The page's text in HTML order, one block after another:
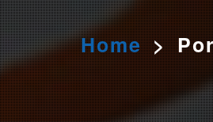
capacidade atual de
oncohematológica do
Home >